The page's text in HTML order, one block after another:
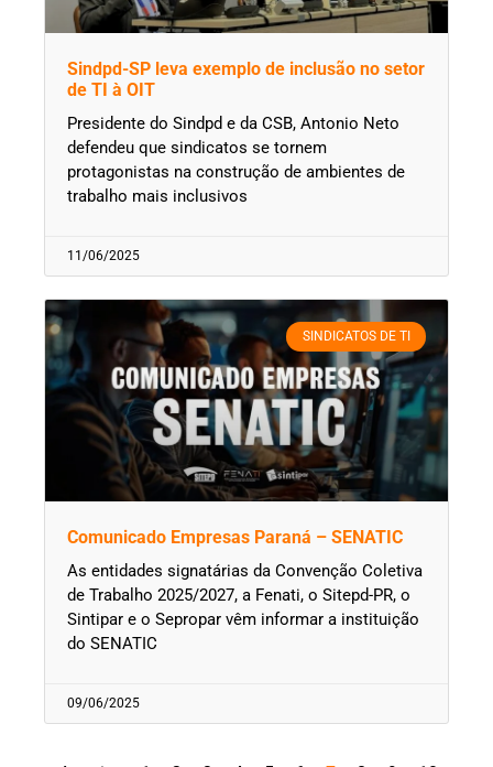
Sindpd-SP leva exemplo de inclusão no setor
de TI à OIT
Presidente do Sindpd e da CSB, Antonio Neto
defendeu que sindicatos se tornem
protagonistas na construção de ambientes de
trabalho mais inclusivos
11/06/2025
SINDICATOS DE TI
Comunicado Empresas Paraná – SENATIC
As entidades signatárias da Convenção Coletiva
de Trabalho 2025/2027, a Fenati, o Sitepd-PR, o
Sintipar e o Sepropar vêm informar a instituição
do SENATIC
09/06/2025